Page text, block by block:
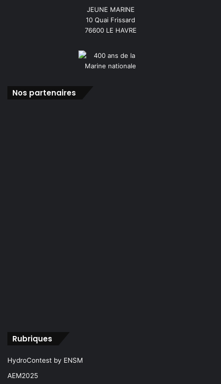
JEUNE MARINE
10 Quai Frissard
76600 LE HAVRE
Nos partenaires
Rubriques
HydroContest by ENSM
AEM2025